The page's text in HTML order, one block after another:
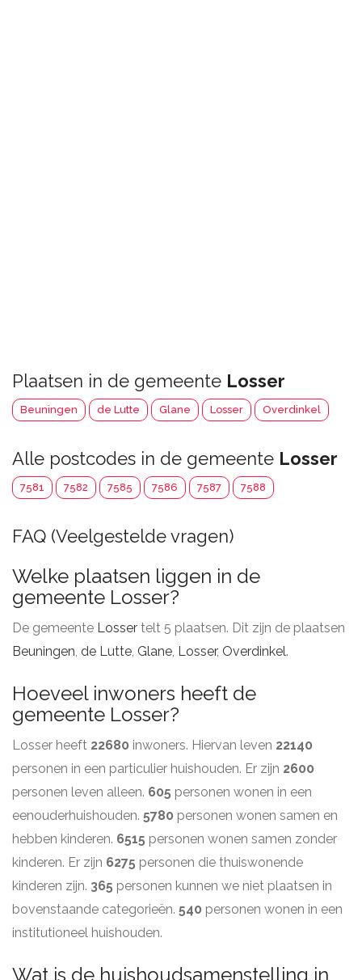
Plaatsen in de gemeente Losser
Beuningen de Lutte Glane Losser Overdinkel
Alle postcodes in de gemeente Losser
7581 7582 7585 7586 7587 7588
FAQ (Veelgestelde vragen)
Welke plaatsen liggen in de
gemeente Losser?
De gemeente Losser telt 5 plaatsen. Dit zijn de plaatsen
Beuningen, de Lutte, Glane, Losser, Overdinkel.
Hoeveel inwoners heeft de
gemeente Losser?
Losser heeft 22680 inwoners. Hiervan leven 22140
personen in een particulier huishouden. Er zijn 2600
personen leven alleen. 605 personen wonen in een
eenouderhuishouden. 5780 personen wonen samen en
hebben kinderen. 6515 personen wonen samen zonder
kinderen. Er zijn 6275 personen die thuiswonende
kinderen zijn. 365 personen kunnen we niet plaatsen in
bovenstaande categorieën. 540 personen wonen in een
institutioneel huishouden.
Wat is de huishoudsamenstelling in